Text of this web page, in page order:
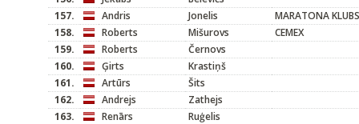
157.
Andris Jonelis
MARATONA KLUBS
158.
Roberts Mišurovs
CEMEX
159.
Roberts
Černovs
160.
Ģirts
Krastiņš
161.
Artūrs
Šits
162.
Andrejs
Zathejs
163.
Renārs
Ruģelis